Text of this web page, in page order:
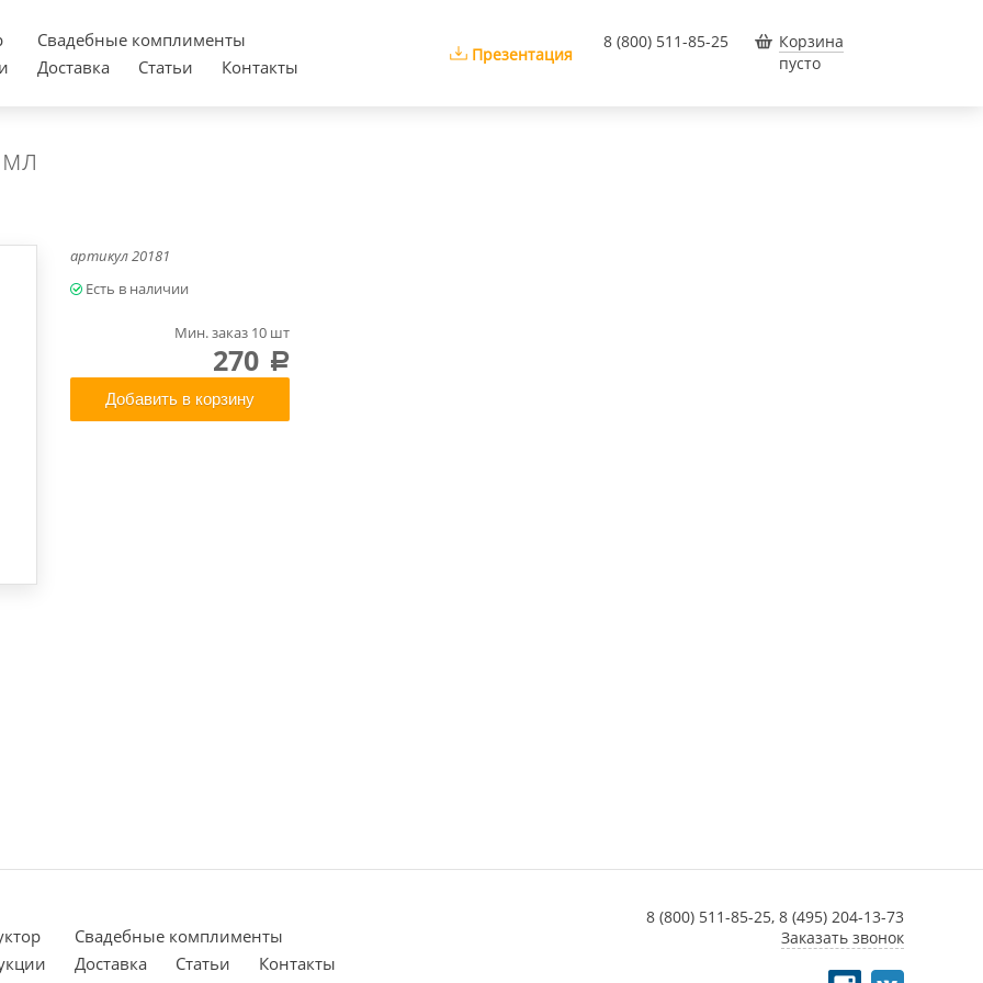
Cвадебные комплименты
Доставка Статьи Контакты
Презентация
8 (800) 511-85-25
Корзина
пусто
артикул20181
Мин. заказ 10 шт
270 a
Добавить в корзину
Cвадебные комплименты
Доставка Статьи Контакты
8 (800) 511-85-25, 8 (495) 204-13-73
Заказать звонок